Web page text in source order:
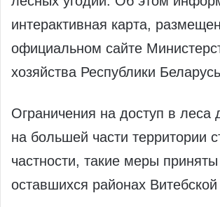
интерактивная карта,
официальном сайте
хозяйства Республики
Ограничения на доступ в леса
на большей части территории
частности, такие меры
оставшихся районах Витебской